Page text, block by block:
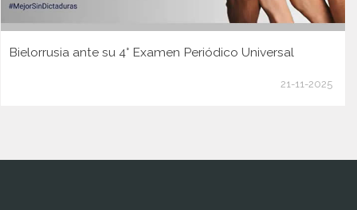
Bielorrusia ante su 4° Examen Periódico Universal
21-11-2025